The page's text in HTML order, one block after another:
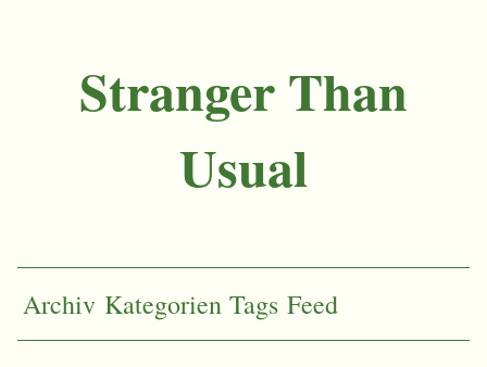
Stranger Than
Usual
Archiv Kategorien Tags Feed